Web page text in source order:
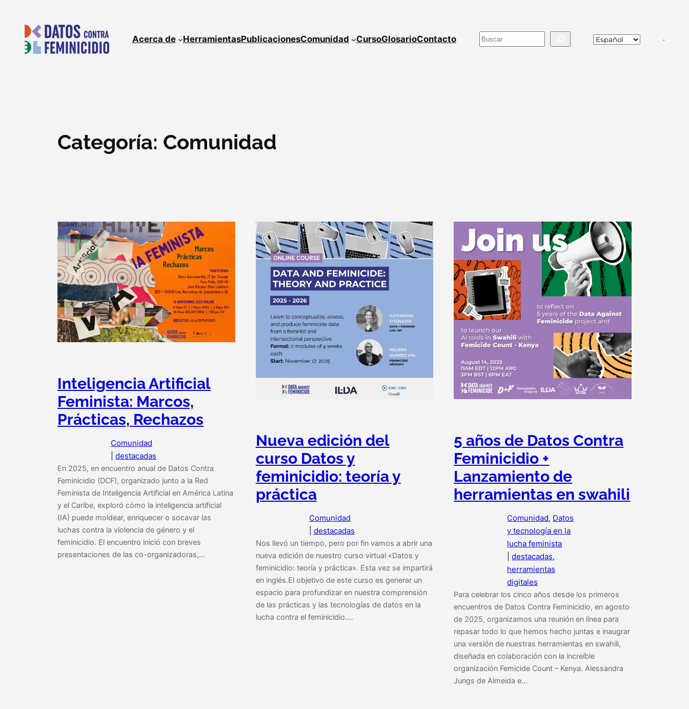
content
Acerca de HerramientasPublicacionesComunidad CursoGlosarioContacto Buscar
Categoría: Comunidad
Inteligencia Artificial
Feminista: Marcos,
Prácticas, Rechazos
Comunidad
destacadas
En 2025, en encuentro anual de Datos Contra
Feminicidio (DCF), organizado junto a la Red
Feminista de Inteligencia Artificial en América Latina
y el Caribe, exploró cómo la inteligencia artificial
(IA) puede moldear, enriquecer o socavar las
luchas contra la violencia de género y el
feminicidio. El encuentro inició con breves
presentaciones de las co-organizadoras,…
Nueva edición del
curso Datos y
feminicidio: teoría y
práctica
Comunidad
destacadas
Nos llevó un tiempo, pero por fin vamos a abrir una
nueva edición de nuestro curso virtual «Datos y
feminicidio: teoría y práctica». Esta vez se impartirá
en inglés.El objetivo de este curso es generar un
espacio para profundizar en nuestra comprensión
de las prácticas y las tecnologías de datos en la
lucha contra el feminicidio.…
5 años de Datos Contra
Feminicidio +
Lanzamiento de
herramientas en swahili
Comunidad, Datos
y tecnología en la
lucha feminista
|destacadas
herramientas
digitales
Para celebrar los cinco años desde los primeros
encuentros de Datos Contra Feminicidio, en agosto
de 2025, organizamos una reunión en línea para
repasar todo lo que hemos hecho juntas e inaugrar
una versión de nuestras herramientas en swahili,
diseñada en colaboración con la increíble
organización Femicide Count – Kenya. Alessandra
Jungs de Almeida e…